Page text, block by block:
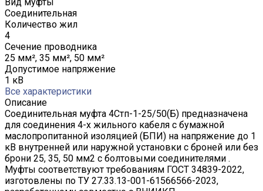
Соединительная
Количество жил
4
Сечение проводника
25 мм², 35 мм², 50 мм²
Допустимое напряжение
1 кВ
Все характеристики
Описание
Соединительная муфта 4Стп-1-25/50(Б) предназначена
для соединения 4-х жильного кабеля с бумажной
маслопропитанной изоляцией (БПИ) на напряжение до 1
кВ внутренней или наружной установки с броней или без
брони 25, 35, 50 мм2 с болтовыми соединителями .
Муфты соответствуют требованиям ГОСТ 34839-2022,
изготовлены по ТУ 27.33.13-001-61566566-2023,